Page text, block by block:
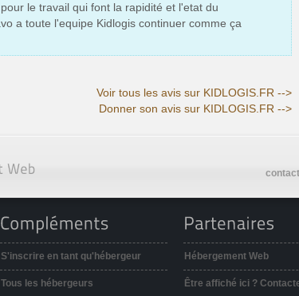
le travail qui font la rapidité et l'etat du
a toute l'equipe Kidlogis continuer comme ça
Voir tous les avis sur KIDLOGIS.FR -->
Donner son avis sur KIDLOGIS.FR -->
S'inscrire en tant qu'hébergeur
Tous les hébergeurs
Hébergement Web
Être affiché ici ?